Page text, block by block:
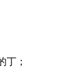
丁；